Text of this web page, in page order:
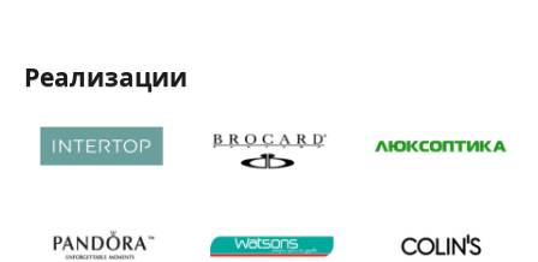
Реализации